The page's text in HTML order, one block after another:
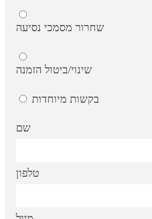
שחרור מסמכי נסיעה
שינוי/ביטול הזמנה
בקשות מיוחדות
שם
טלפון